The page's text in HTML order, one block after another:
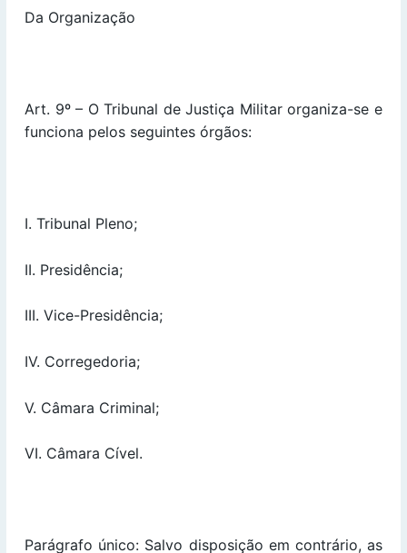
Da Organização
Art. 9º – O Tribunal de Justiça Militar organiza-se e
funciona pelos seguintes órgãos:
I. Tribunal Pleno;
II. Presidência;
III. Vice-Presidência;
IV. Corregedoria;
V. Câmara Criminal;
VI. Câmara Cível.
Parágrafo único: Salvo disposição em contrário, as